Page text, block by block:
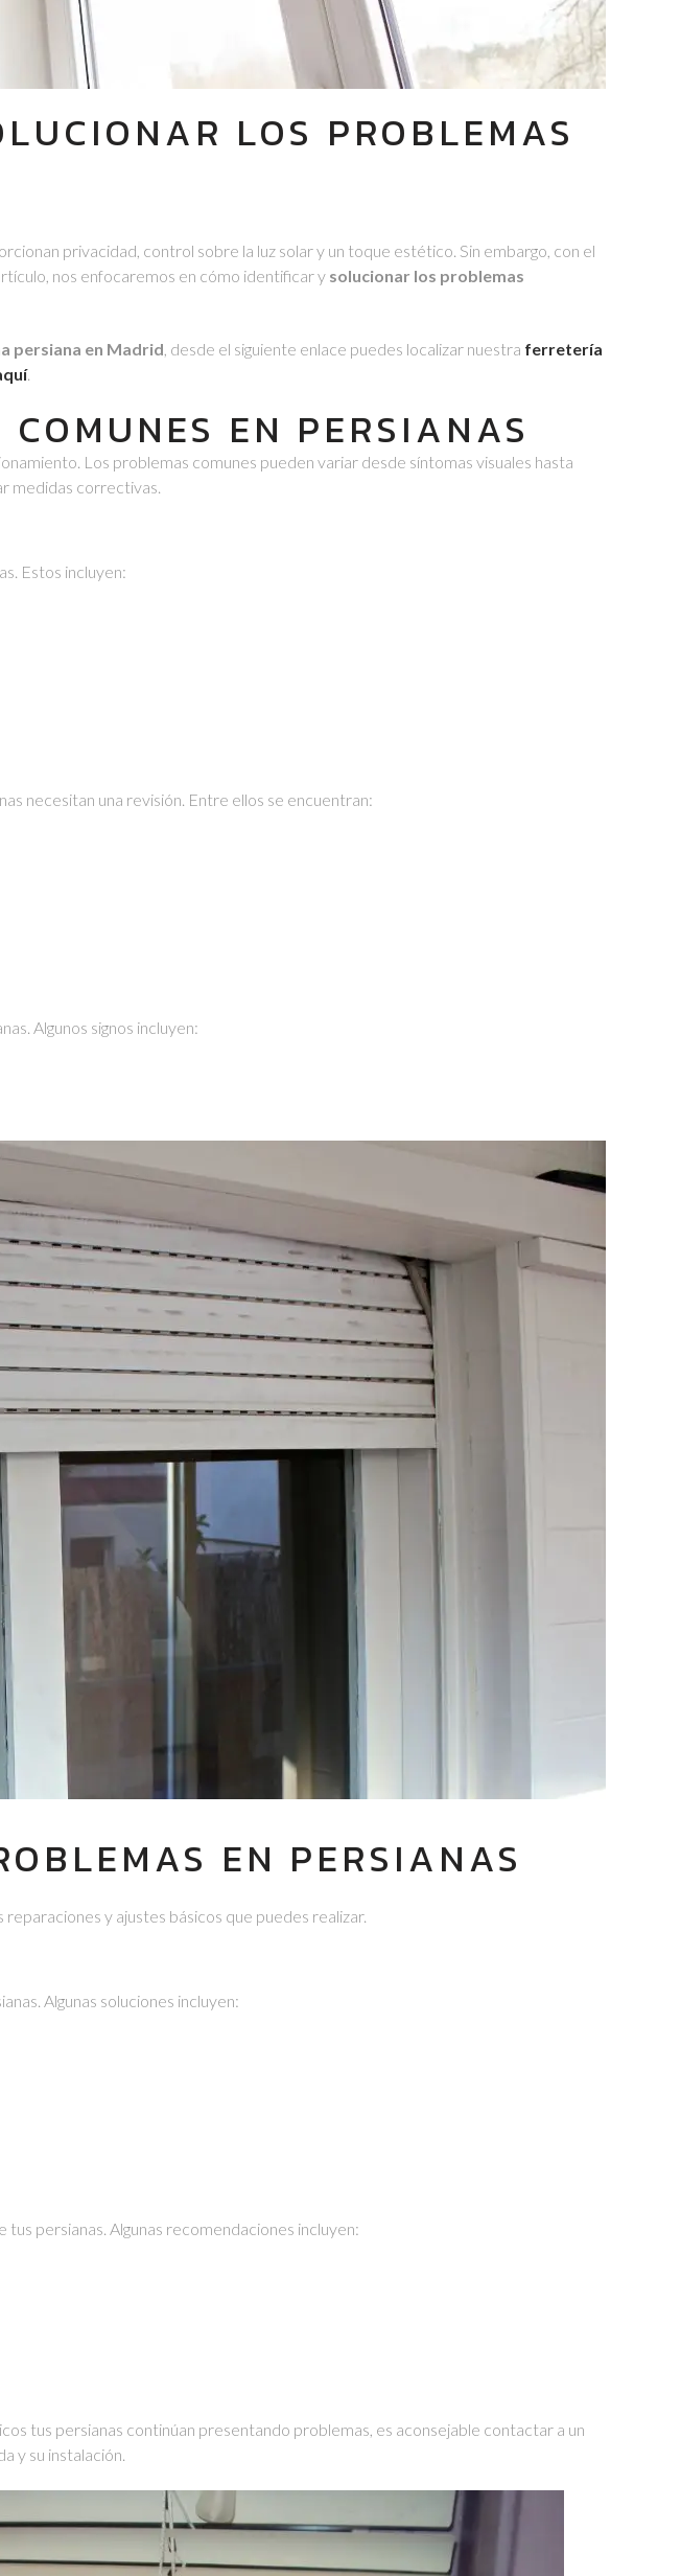
LOS PROBLEMAS
privacidad, control sobre la luz solar y un toque estético. Sin embargo, con el
nos enfocaremos en cómo identificar y solucionar los problemas
persiana en Madrid, desde el siguiente enlace puedes localizar nuestra ferretería
.
EN PERSIANAS
Los problemas comunes pueden variar desde síntomas visuales hasta
medidas correctivas.
Estos incluyen:
necesitan una revisión. Entre ellos se encuentran:
Algunos signos incluyen:
EN PERSIANAS
y ajustes básicos que puedes realizar.
Algunas soluciones incluyen:
persianas. Algunas recomendaciones incluyen:
tus persianas continúan presentando problemas, es aconsejable contactar a un
y su instalación.